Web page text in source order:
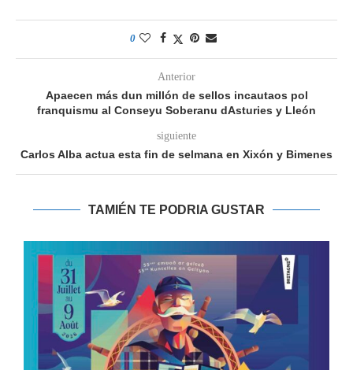
0
Anterior
Apaecen más dun millón de sellos incautaos pol
franquismu al Conseyu Soberanu dAsturies y Lleón
siguiente
Carlos Alba actua esta fin de selmana en Xixón y Bimenes
TAMIÉN TE PODRIA GUSTAR